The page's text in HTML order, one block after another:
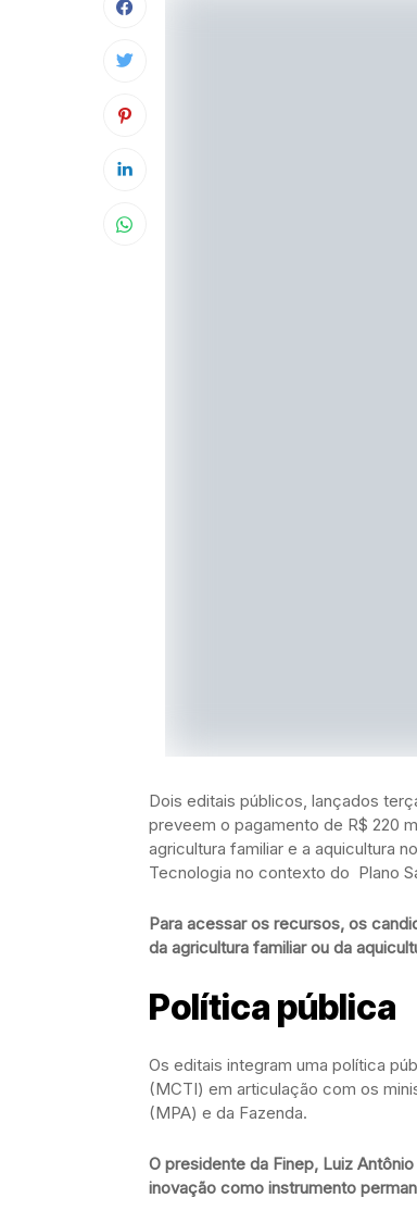
Dois editais públicos, lançados
preveem o pagamento de R$ 220
agricultura familiar e a aquicultura
Tecnologia no contexto do Plano
Para acessar os recursos, os
da agricultura familiar ou da
Política pública
Os editais integram uma política
(MCTI) em articulação com os
(MPA) e da Fazenda.
O presidente da Finep, Luiz
inovação como instrumento